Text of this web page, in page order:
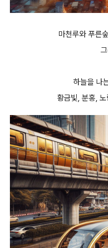
마천루와 푸른
하늘을 나
황금빛, 분홍,